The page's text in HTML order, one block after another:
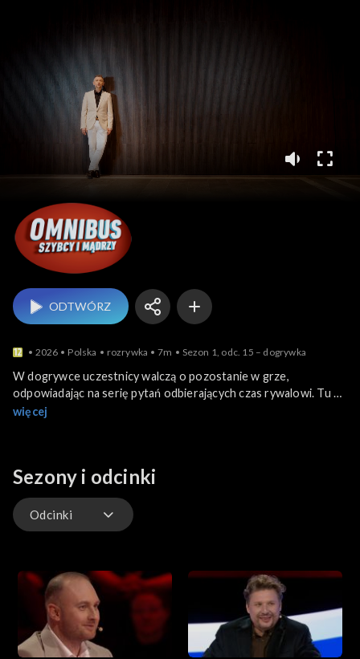
ODTWÓRZ
2026 Polska rozrywka 7m Sezon 1, odc. 15 – dogrywka
W dogrywce uczestnicy walczą o pozostanie w grze,
odpowiadając na serię pytań odbierających czas rywalowi. Tu o
zwycięstwie decydują szybkość reakcji, precyzja i stalowe
więcej
Sezony i odcinki
Odcinki